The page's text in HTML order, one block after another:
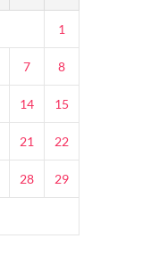
1
7 8
14 15
21 22
28 29